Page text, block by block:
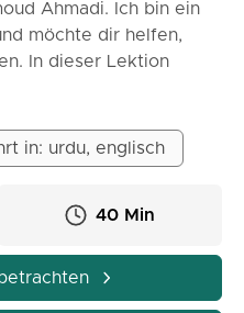
Ahmadi. Ich bin ein
möchte dir helfen,
In dieser Lektion
Biologie behandeln,
einige interessante
Biologie besprechen,
lernen und die
in: urdu, englisch
40 Min